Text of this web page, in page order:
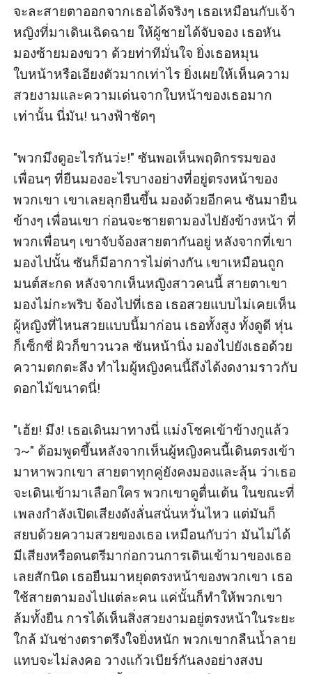
จะละสายตาออกจากเธอได้จริงๆ เธอเหมือนกับเจ้า
หญิงที่มาเดินเฉิดฉาย ให้ผู้ชายได้จับจอง เธอหัน
มองซ้ายมองขวา ด้วยท่าทีมั่นใจ ยิ่งเธอหมุน
ใบหน้าหรือเอียงตัวมากเท่าไร ยิ่งเผยให้เห็นความ
สวยงามและความเด่นจากใบหน้าของเธอมาก
เท่านั้น นี่มัน! นางฟ้าชัดๆ
"พวกมึงดูอะไรกันว่ะ!" ซันพอเห็นพฤติกรรมของ
เพื่อนๆ ที่ยืนมองอะไรบางอย่างที่อยู่ตรงหน้าของ
พวกเขา เขาเลยลุกยืนขึ้น มองด้วยอีกคน ซันมายืน
ข้างๆ เพื่อนเขา ก่อนจะชายตามองไปยังข้างหน้า ที่
พวกเพื่อนๆ เขาจับจ้องสายตากันอยู่ หลังจากที่เขา
มองไปนั้น ซันก็มีอาการไม่ต่างกัน เขาเหมือนถูก
มนต์สะกด หลังจากเห็นหญิงสาวคนนี้ สายตาเขา
มองไม่กะพริบ จ้องไปที่เธอ เธอสวยแบบไม่เคยเห็น
ผู้หญิงที่ไหนสวยแบบนี้มาก่อน เธอทั้งสูง ทั้งดูดี หุ่น
ก็เซ็กซี่ ผิวก็ขาวนวล ซันหน้านิ่ง มองไปยังเธอด้วย
ความตกตะลึง ทำไมผู้หญิงคนนี้ถึงได้งดงามราวกับ
ดอกไม้ขนาดนี่!
"เฮ้ย! มึง! เธอเดินมาทางนี่ แม่งโชคเข้าข้างกูแล้ว
ว~" ต้อมพูดขึ้นหลังจากเห็นผู้หญิงคนนี้เดินตรงเข้า
มาหาพวกเขา สายตาทุกคู่ยังคงมองและลุ้น ว่าเธอ
จะเดินเข้ามาเลือกใคร พวกเขาดูตื่นเต้น ในขณะที่
เพลงกำลังเปิดเสียงดังลั่นสนั่นหวั่นไหว แต่มันก็
สยบด้วยความสวยของเธอ เหมือนกับว่า มันไม่ได้
มีเสียงหรือดนตรีมาก่อกวนการเดินเข้ามาของเธอ
เลยสักนิด เธอยืนมาหยุดตรงหน้าของพวกเขา เธอ
ใช้สายตามองไปแต่ละคน แค่นั้นก็ทำให้พวกเขา
ล้มทั้งยืน การได้เห็นสิ่งสวยงามอยู่ตรงหน้าในระยะ
ใกล้ มันช่างตราตรึงใจยิ่งหนัก พวกเขากลืนน้ำลาย
แทบจะไม่ลงคอ วางแก้วเบียร์กันลงอย่างสงบ